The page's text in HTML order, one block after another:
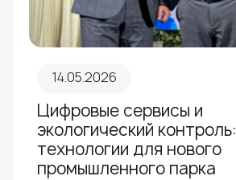
14.05.2026
Цифровые сервисы и
экологический контроль:
технологии для нового
промышленного парка